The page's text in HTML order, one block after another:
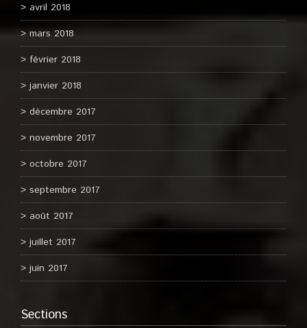
avril 2018
mars 2018
février 2018
janvier 2018
décembre 2017
novembre 2017
octobre 2017
septembre 2017
août 2017
juillet 2017
juin 2017
Sections